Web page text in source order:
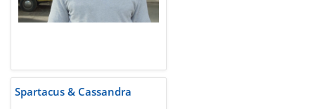
Spartacus & Cassandra